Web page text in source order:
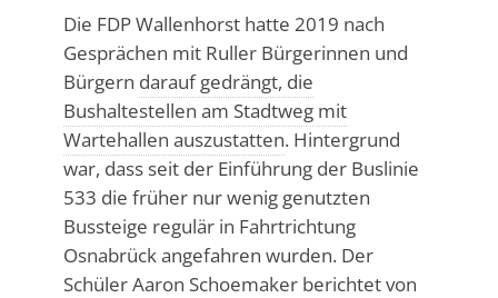
Die FDP Wallenhorst hatte 2019 nach
Gesprächen mit Ruller Bürgerinnen und
Bürgern darauf gedrängt, die
Bushaltestellen am Stadtweg mit
Wartehallen auszustatten. Hintergrund
war, dass seit der Einführung der Buslinie
533 die früher nur wenig genutzten
Bussteige regulär in Fahrtrichtung
Osnabrück angefahren wurden. Der
Schüler Aaron Schoemaker berichtet von